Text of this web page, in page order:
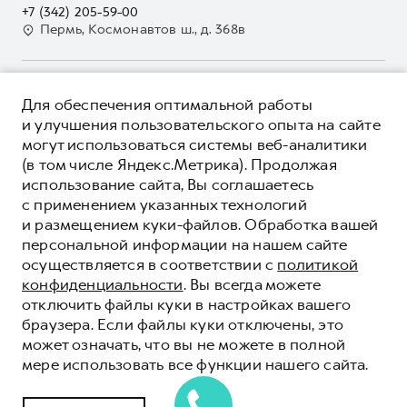
Для малого бизнеса
Система управления автопарком
Сервис для корпоративных клиентов
HAVAL Лизинг
Автомобильные аксессуары
Коллекция PRO
Коллекция Базовая
Коллекция Детская
GWM Безопасность
Мобильное приложение GWM
Программа «HAVAL Защита+»
Руководства по эксплуатации
Подписки
Автомобильные аксессуары
Коллекция PRO
Коллекция Базовая
Коллекция Детская
Наша команда
Контакты
+7 (342) 205-59-00
Пермь, Космонавтов ш., д. 368в
ЦЕНЫ И ВЫГОДЫ
ЮРИДИЧЕСКАЯ ИНФОРМАЦИЯ
Вся представленная на сайте информация, касающаяся
автомобилей и сервисного обслуживания, носит
информационный характер и не является публичной офертой.
Все цены, указанные на данном сайте, носят информационный
характер и являются максимально рекомендуемыми
розничными ценами по расчетам дистрибьютора (ООО «Грейт
Волл Мотор Рус»). Для получения подробной информации
просьба обращаться к ближайшему официальному дилеру ООО
«Грейт Волл Мотор Рус» либо по телефону Горячей линии 8 (800)
511-59-86, либо на сайте. Опубликованная на данном сайте
информация может быть изменена в любое время без
предварительного уведомления.
****На некоторых автомобилях HAVAL может отсутствовать
система / устройство вызова экстренных оперативных служб
(блок ЭРА-ГЛОНАСС).
Показать все
© 2026 ООО «Грейт Волл Мотор Рус»
© 2026 ООО «Сатурн-Р-Авто»
Политика конфиденциальности
Юридическая информация
Для обеспечения оптимальной работы
и улучшения пользовательского опыта на сайте
могут использоваться системы веб-аналитики
(в том числе Яндекс.Метрика). Продолжая
использование сайта, Вы соглашаетесь
с применением указанных технологий
и размещением куки-файлов. Обработка вашей
персональной информации на нашем сайте
осуществляется в соответствии с политикой
конфиденциальности. Вы всегда можете
отключить файлы куки в настройках вашего
браузера. Если файлы куки отключены, это
может означать, что вы не можете в полной
мере использовать все функции нашего сайта.